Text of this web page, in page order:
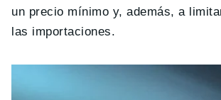
un precio mínimo y, además, a
las importaciones.